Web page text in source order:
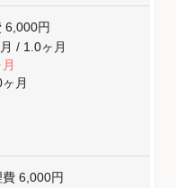
6,000円
月/ 1.0ヶ月
月
費 6,000円